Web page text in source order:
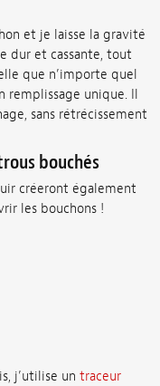
et je laisse la gravité
dur et cassante, tout
que n’importe quel
remplissage unique. Il
sans rétrécissement
bouchés
créeront également
les bouchons !
j’utilise un traceur